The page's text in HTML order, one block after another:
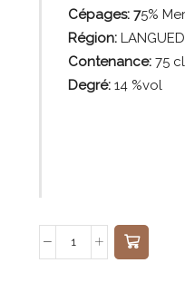
Cépages: 75%
Région:
Contenance:75cl
Degré:14 %vol